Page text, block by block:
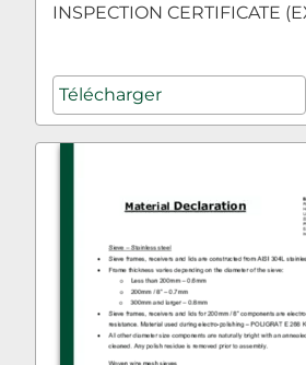
INSPECTION CERTIFICATE
Télécharger